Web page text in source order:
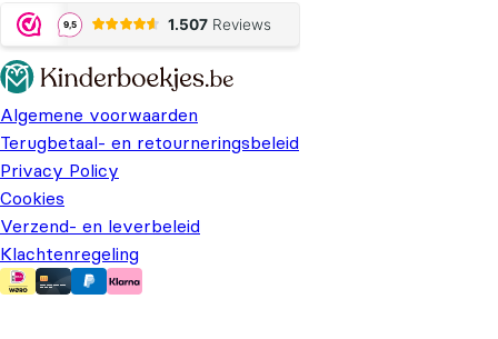
Algemene voorwaarden
Terugbetaal- en retourneringsbeleid
Privacy Policy
Cookies
Verzend- en leverbeleid
Klachtenregeling